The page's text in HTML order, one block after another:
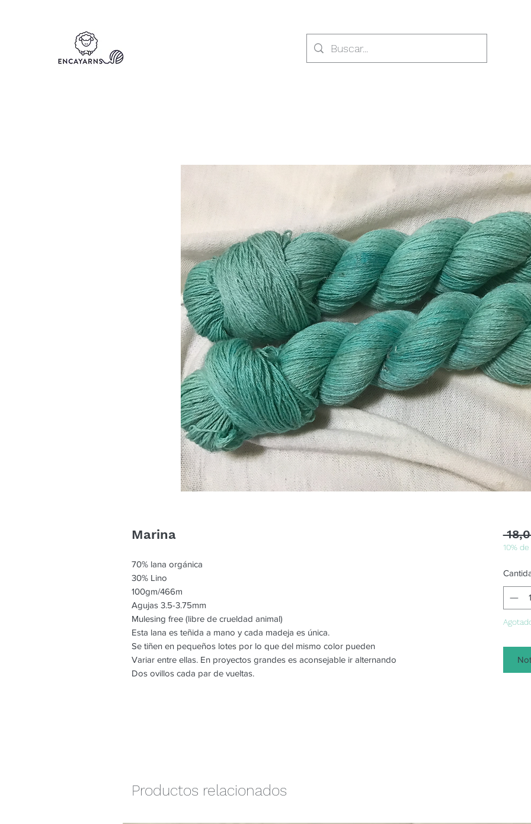
Marina
70% lana orgánica
30% Lino
100gm/466m
Agujas 3.5-3.75mm
Mulesing free (libre de crueldad animal)
Esta lana es teñida a mano y cada madeja es única.
Se tiñen en pequeños lotes por lo que del mismo color pueden
Variar entre ellas. En proyectos grandes es aconsejable ir alternando
Dos ovillos cada par de vueltas.
10%
Productos relacionados